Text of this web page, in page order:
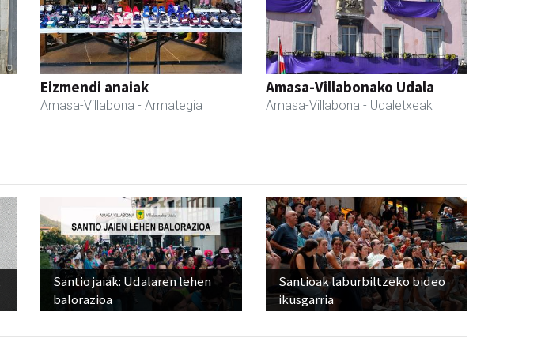
Eizmendi anaiak
Amasa-Villabona - Armategia
Amasa-Villabonako Udala
Amasa-Villabona - Udaletxeak
Santio jaiak: Udalaren lehen
balorazioa
Santioak laburbiltzeko bideo
ikusgarria